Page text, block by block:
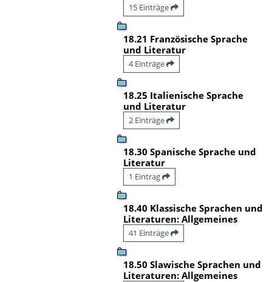
15 Einträge
18.21 Französische Sprache
und Literatur
4 Einträge
18.25 Italienische Sprache
und Literatur
2 Einträge
18.30 Spanische Sprache und
Literatur
1 Eintrag
18.40 Klassische Sprachen und
Literaturen: Allgemeines
41 Einträge
18.50 Slawische Sprachen und
Literaturen: Allgemeines